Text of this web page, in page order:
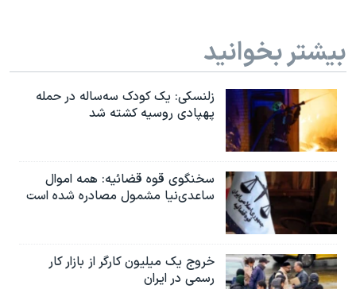
بیشتر بخوانید
زلنسکی: یک کودک سه‌ساله در حمله
پهپادی روسیه کشته شد
سخنگوی قوه قضائیه: همه اموال
ساعدی‌نیا مشمول مصادره شده است
خروج یک میلیون کارگر از بازار کار
رسمی در ایران